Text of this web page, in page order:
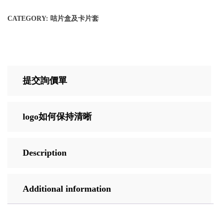
CATEGORY: 咭片盒及卡片套
提交詢價單
logo如何保持清晰
Description
Additional information